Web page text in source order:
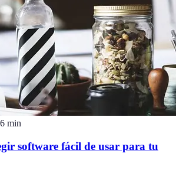
6 min
software fácil de usar para tu